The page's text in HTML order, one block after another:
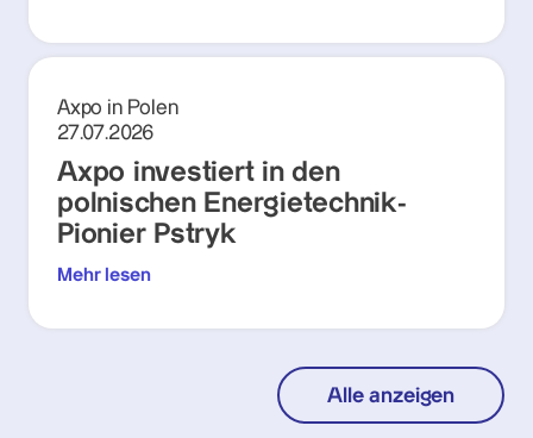
Axpo in Polen
27.07.2026
Axpo investiert in den
polnischen Energietechnik-
Pionier Pstryk
Mehr lesen
Alle anzeigen